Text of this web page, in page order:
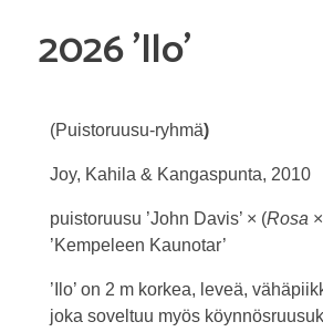
2026 ’Ilo’
(Puistoruusu-ryhmä)
Joy, Kahila & Kangaspunta, 2010
puistoruusu ’John Davis’ × (Rosa ×
’Kempeleen Kaunotar’
’Ilo’ on 2 m korkea, leveä,
joka soveltuu myös